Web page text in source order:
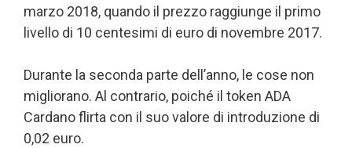
marzo 2018, quando il prezzo raggiunge il primo
livello di 10 centesimi di euro di novembre 2017.
Durante la seconda parte dell’anno, le cose non
migliorano. Al contrario, poiché il token ADA
Cardano flirta con il suo valore di introduzione di
0,02 euro.